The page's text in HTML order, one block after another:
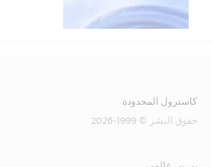
كاسترول المحدودة
حقوق النشر © 1999-2026